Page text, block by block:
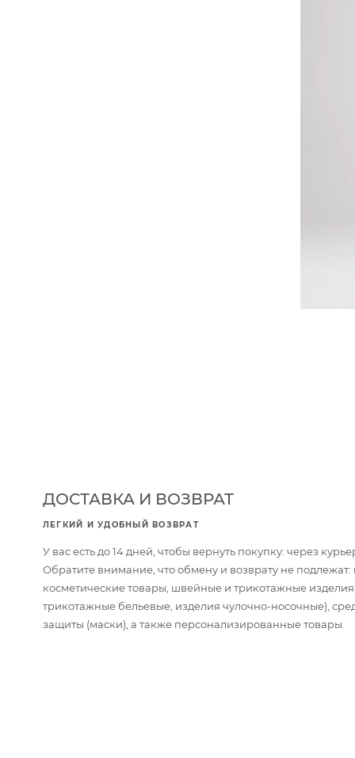
ДОСТАВКА И ВОЗВРАТ
ЛЕГКИЙ И УДОБНЫЙ ВОЗВРАТ
У вас есть до 14 дней, чтобы вернуть покупку: через
Обратите внимание, что обмену и возврату не
косметические товары, швейные и трикотажные
трикотажные бельевые, изделия чулочно-носочные),
защиты (маски), а также персонализированные товары.